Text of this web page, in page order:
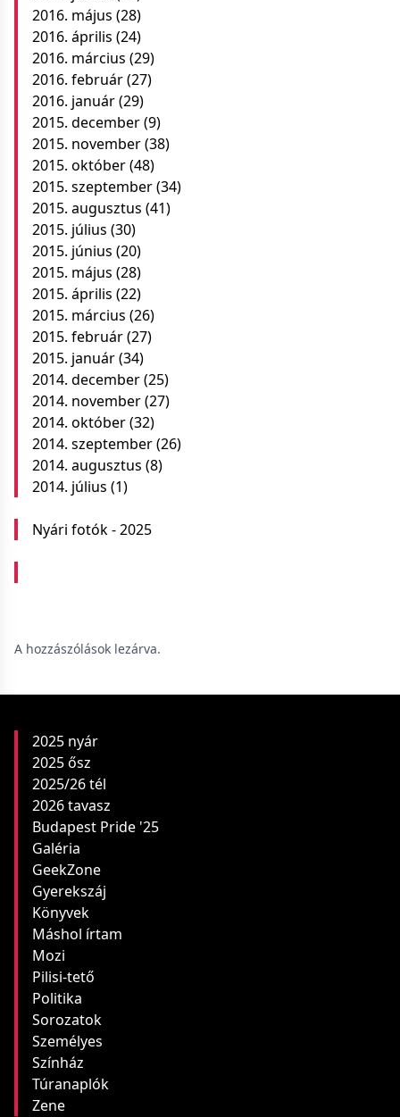
2016. május (28)
2016. április (24)
2016. március (29)
2016. február(27)
2016. január(29)
2015. december(9)
2015. november(38)
2015. október(48)
2015. szeptember(34)
2015. augusztus (41)
2015. július (30)
2015. június (20)
2015. május (28)
2015. április (22)
2015. március (26)
2015. február(27)
2015. január(34)
2014. december(25)
2014. november(27)
2014. október(32)
2014. szeptember(26)
2014. augusztus (8)
2014. július (1)
Nyári fotók - 2025
A hozzászólások lezárva.
2025 nyár
2025 ősz
2025/26 tél
2026 tavasz
Budapest Pride '25
Galéria
GeekZone
Gyerekszáj
Könyvek
Máshol írtam
Mozi
Pilisi-tető
Politika
Sorozatok
Személyes
Színház
Túranaplók
Zene